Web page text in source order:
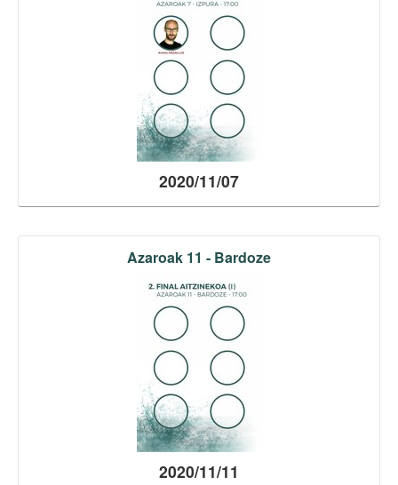
2020/11/07
Azaroak 11 - Bardoze
2020/11/11